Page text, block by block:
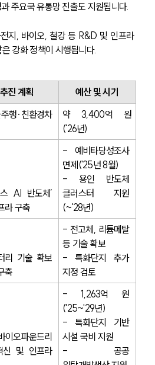
무그룹 업무
전체
ABOUT
그룹소개
뢰인을 위한 장점
·법률자문 기업
오시는 길
파트너 로펌
주요국 유통망 진출도 지원됩니다.
지, 바이오, 철강 등 R&D 및 인프라
강화 정책이 시행됩니다.
진 계획 예산 및 시기
·친환경차
약 3,400억 원
('26년)
AI 반도체’
라 구축
- 예비타당성조사
면제('25년 8월)
- 용인 반도체
클러스터 지원
(~'28년)
리 기술 확보
축
- 전고체, 리튬메탈
등 기술 확보
- 특화단지 추가
지정 검토
오파운드리
및 인프라
- 1,263억 원
('25~'29년)
- 특화단지 기반
시설 국비 지원
- 공공